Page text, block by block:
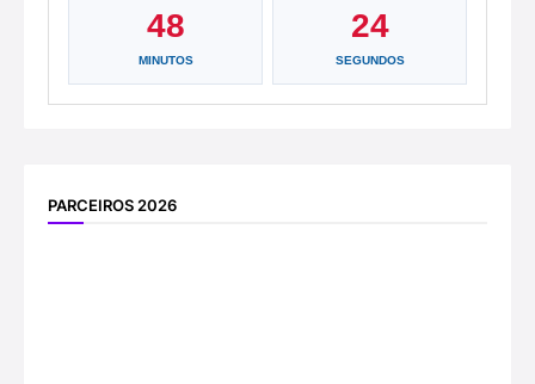
48
MINUTOS
24
SEGUNDOS
PARCEIROS 2026